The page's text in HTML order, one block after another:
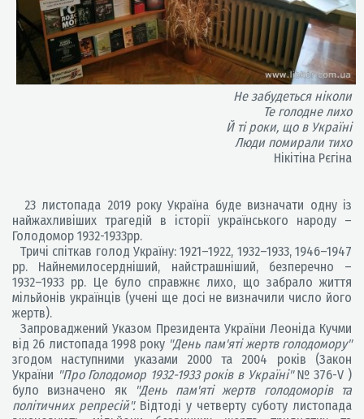
Не забудеться ніколи
Те голодне лихо
Й ті роки, що в Україні
Люди помирали тихо
Нікітіна Рєгіна
23 листопада 2019 року Україна буде визначати одну із
найжахливіших трагедій в історії українського народу –
Голодомор 1932-1933рр.
Тричі спіткав голод Україну: 1921–1922, 1932–1933, 1946–1947
рр. Найнемилосердніший, найстрашніший, безперечно –
1932–1933 рр. Це було справжнє лихо, що забрало життя
мільйонів українців (учені ще досі не визначили число його
жертв).
Запроваджений Указом Президента України Леоніда Кучми
від 26 листопада 1998 року "День пам'яті жертв голодомору"
згодом наступними указами 2000 та 2004 років (Закон
України "Про Голодомор 1932-1933 років в Україні"№ 376-V )
було визначено як
"День пам'яті жертв голодоморів та
політичних репресій".Відтоді у четверту суботу листопада